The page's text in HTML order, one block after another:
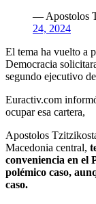
— Apostolos
24, 2024
El tema ha vuelto a
Democracia
segundo ejecutivo
Euractiv.com
ocupar esa cartera,
Apostolos
Macedonia central,
conveniencia en el
polémico caso,
caso.